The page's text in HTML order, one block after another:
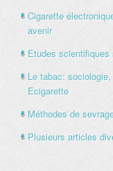
Cigarette
avenir
Etudes
Le tabac:
Ecigarette
Méthodes de
Plusieurs articles